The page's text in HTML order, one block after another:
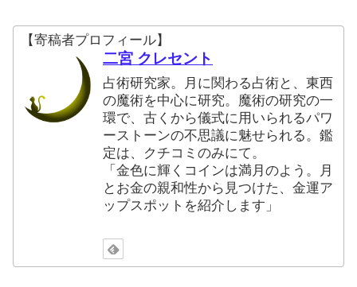
【寄稿者プロフィール】
二宮 クレセント
占術研究家。月に関わる占術と、東西
の魔術を中心に研究。魔術の研究の一
環で、古くから儀式に用いられるパワ
ーストーンの不思議に魅せられる。鑑
定は、クチコミのみにて。
「金色に輝くコインは満月のよう。月
とお金の親和性から見つけた、金運ア
ップスポットを紹介します」